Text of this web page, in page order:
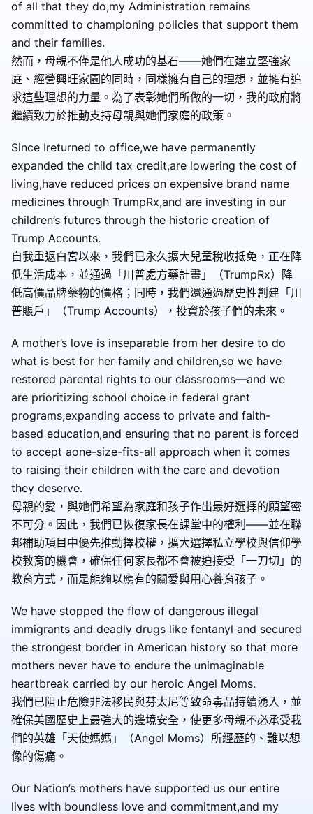
of all that they do,my Administration remains
committed to championing policies that support them
and their families.
然而，母親不僅是他人成功的基石——她們在建立堅強家
庭、經營興旺家園的同時，同樣擁有自己的理想，並擁有追
求這些理想的力量。為了表彰她們所做的一切，我的政府將
繼續致力於推動支持母親與她們家庭的政策。
Since Ireturned to office,we have permanently
expanded the child tax credit,are lowering the cost of
living,have reduced prices on expensive brand name
medicines through TrumpRx,and are investing in our
children’s futures through the historic creation of
Trump Accounts.
自我重返白宮以來，我們已永久擴大兒童稅收抵免，正在降
低生活成本，並通過「川普處方藥計畫」（TrumpRx）降
低高價品牌藥物的價格；同時，我們還通過歷史性創建「川
普賬戶」（Trump Accounts），投資於孩子們的未來。
A mother’s love is inseparable from her desire to do
what is best for her family and children,so we have
restored parental rights to our classrooms—and we
are prioritizing school choice in federal grant
programs,expanding access to private and faith-
based education,and ensuring that no parent is forced
to accept aone-size-fits-all approach when it comes
to raising their children with the care and devotion
they deserve.
母親的愛，與她們希望為家庭和孩子作出最好選擇的願望密
不可分。因此，我們已恢復家長在課堂中的權利——並在聯
邦補助項目中優先推動擇校權，擴大選擇私立學校與信仰學
校教育的機會，確保任何家長都不會被迫接受「一刀切」的
教育方式，而是能夠以應有的關愛與用心養育孩子。
We have stopped the flow of dangerous illegal
immigrants and deadly drugs like fentanyl and secured
the strongest border in American history so that more
mothers never have to endure the unimaginable
heartbreak carried by our heroic Angel Moms.
我們已阻止危險非法移民與芬太尼等致命毒品持續湧入，並
確保美國歷史上最強大的邊境安全，使更多母親不必承受我
們的英雄「天使媽媽」（Angel Moms）所經歷的、難以想
像的傷痛。
Our Nation’s mothers have supported us our entire
lives with boundless love and commitment,and my